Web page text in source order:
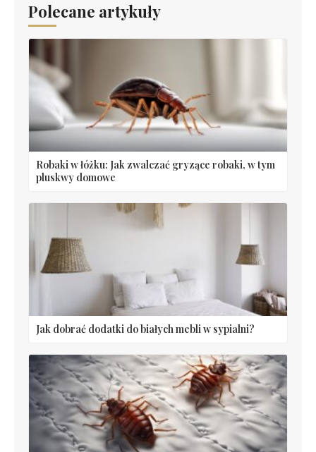
Polecane artykuły
Robaki w łóżku: Jak zwalczać gryzące robaki, w tym
pluskwy domowe
Jak dobrać dodatki do białych mebli w sypialni?